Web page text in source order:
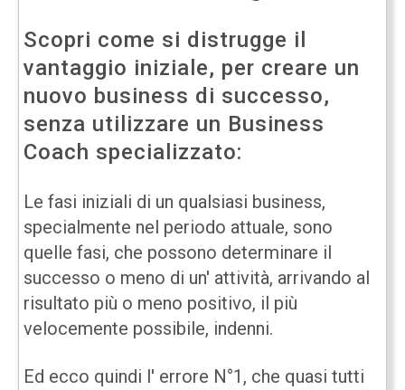
Scopri come si distrugge il
vantaggio iniziale, per creare un
nuovo business di successo,
senza utilizzare un Business
Coach specializzato:
Le fasi iniziali di un qualsiasi business,
specialmente nel periodo attuale, sono
quelle fasi, che possono determinare il
successo o meno di un' attività, arrivando al
risultato più o meno positivo, il più
velocemente possibile, indenni.
Ed ecco quindi l' errore N°1, che quasi tutti